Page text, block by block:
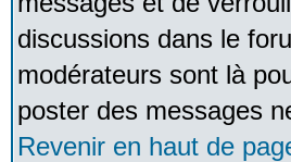
discussions dans le
modérateurs sont là
poster des messages
Revenir en haut de